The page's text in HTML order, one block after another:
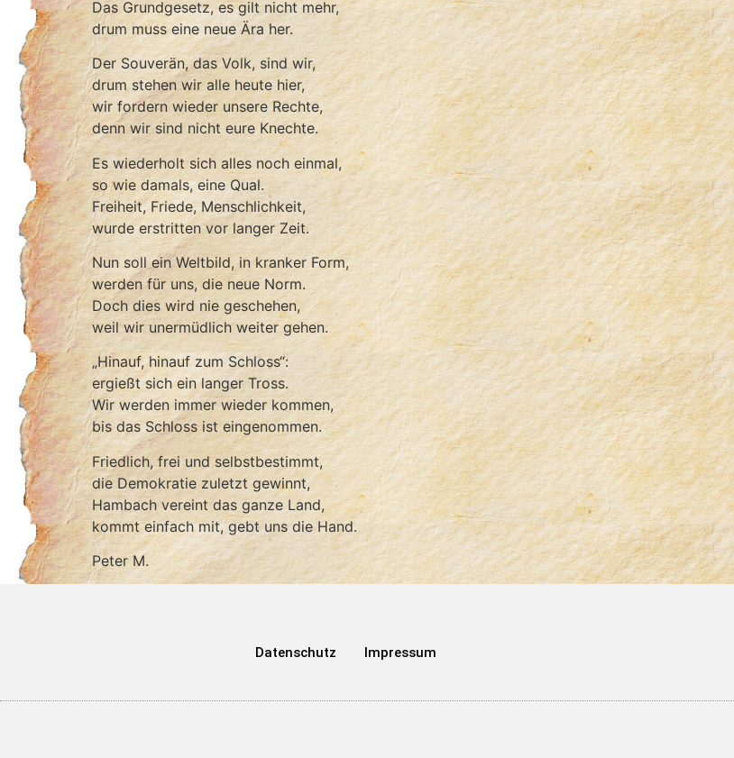
Das Grundgesetz, es gilt nicht mehr,
drum muss eine neue Ära her.
Der Souverän, das Volk, sind wir,
drum stehen wir alle heute hier,
wir fordern wieder unsere Rechte,
denn wir sind nicht eure Knechte.
Es wiederholt sich alles noch einmal,
so wie damals, eine Qual.
Freiheit, Friede, Menschlichkeit,
wurde erstritten vor langer Zeit.
Nun soll ein Weltbild, in kranker Form,
werden für uns, die neue Norm.
Doch dies wird nie geschehen,
weil wir unermüdlich weiter gehen.
„Hinauf, hinauf zum Schloss“:
ergießt sich ein langer Tross.
Wir werden immer wieder kommen,
bis das Schloss ist eingenommen.
Friedlich, frei und selbstbestimmt,
die Demokratie zuletzt gewinnt,
Hambach vereint das ganze Land,
kommt einfach mit, gebt uns die Hand.
Peter M.
Datenschutz Impressum